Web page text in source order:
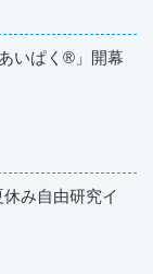
いぱく®」開幕
み自由研究イ